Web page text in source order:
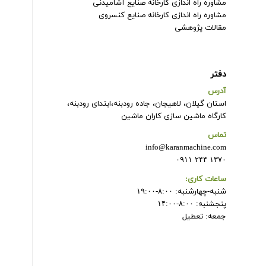
مشاوره راه اندازی کارخانه صنایع آشامیدنی
مشاوره راه اندازی کارخانه صنایع کنسروی
مقالات پژوهشی
دفتر
آدرس
استان گیلان، لاهیجان، جاده رودبنه،ابتدای رودبنه،
کارگاه ماشین سازی کاران ماشین
تماس
info@karanmachine.com
۱۳۷۰ ۲۴۴ ۰۹۱۱
ساعات کاری:
شنبه-چهارشنبه: ۸:۰۰-۱۹:۰۰
پنجشنبه: ۸:۰۰-۱۴:۰۰
جمعه: تعطیل